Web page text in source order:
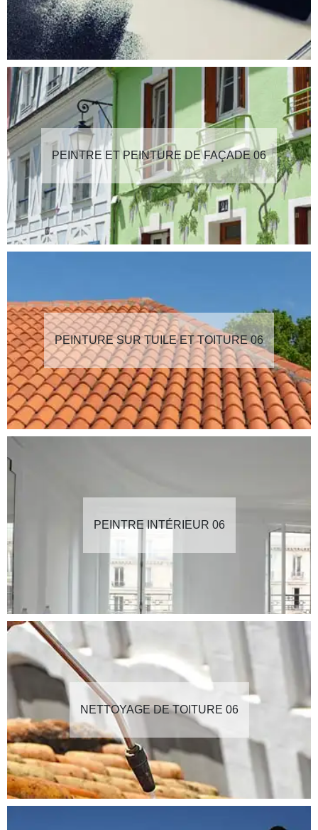
PEINTRE ET PEINTURE DE FAÇADE 06
PEINTURE SUR TUILE ET TOITURE 06
PEINTRE INTÉRIEUR 06
NETTOYAGE DE TOITURE 06